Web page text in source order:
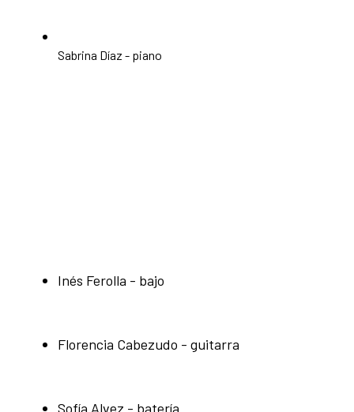
Sabrina Díaz - piano
Inés Ferolla - bajo
Florencia Cabezudo - guitarra
Sofía Alvez - batería